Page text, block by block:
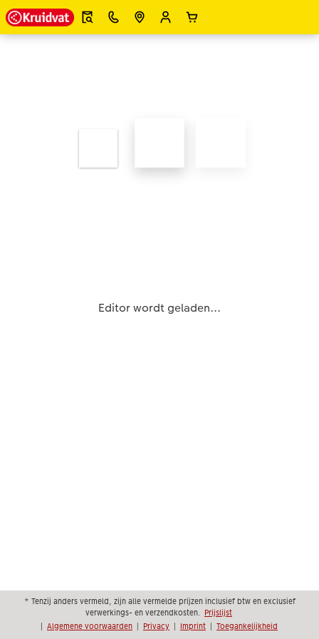
Editor wordt geladen...
* Tenzij anders vermeld, zijn alle vermelde prijzen inclusief btw en exclusief
verwerkings- en verzendkosten. Prijslijst
| Algemene voorwaarden | Privacy | Imprint | Toegankelijkheid